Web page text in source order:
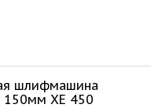
шлифмашина
150мм XE 450